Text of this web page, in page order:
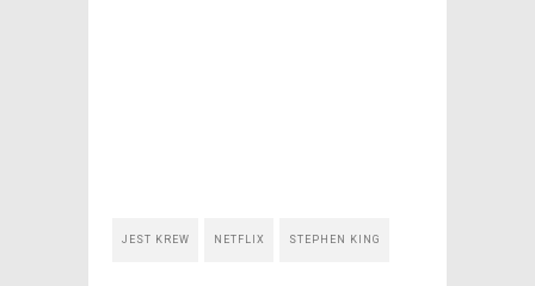
JEST KREW NETFLIX STEPHEN KING